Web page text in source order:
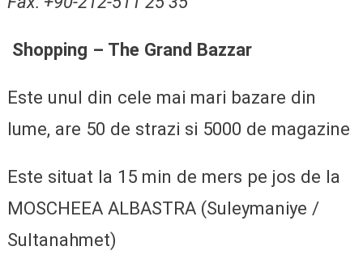
Shopping – The Grand Bazzar
Este unul din cele mai mari bazare din
lume, are 50 de strazi si 5000 de magazine
Este situat la 15 min de mers pe jos de la
MOSCHEEA ALBASTRA (Suleymaniye /
Sultanahmet)